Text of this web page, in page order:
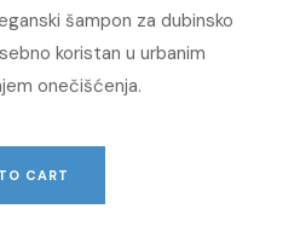
šampon za dubinsko
koristan u urbanim
onečišćenja.
CART